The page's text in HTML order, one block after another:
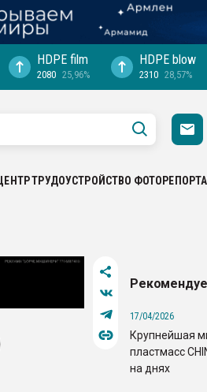
HDPE film
2080 25,96%
HDPE blow
2310 28,57%
ТРУДОУСТРОЙСТВО
17/04/2026
Крупнейшая
пластмасс
на днях